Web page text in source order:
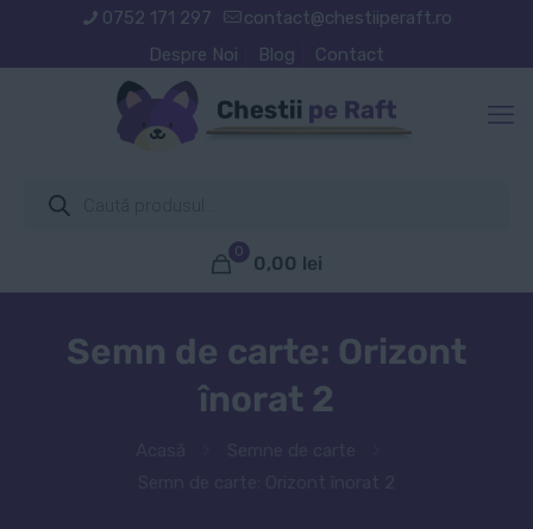
0752 171 297
contact@chestiiperaft.ro
Despre Noi
Blog Contact
search
0
0,00 lei
Semn de carte: Orizont
înorat 2